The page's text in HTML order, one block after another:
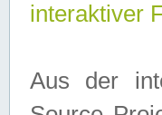
interaktiver
Aus der